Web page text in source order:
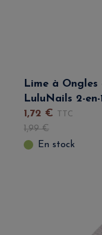
Lime à Ongles
LuluNails 2-
1,72 € TTC
1,99€
En stock